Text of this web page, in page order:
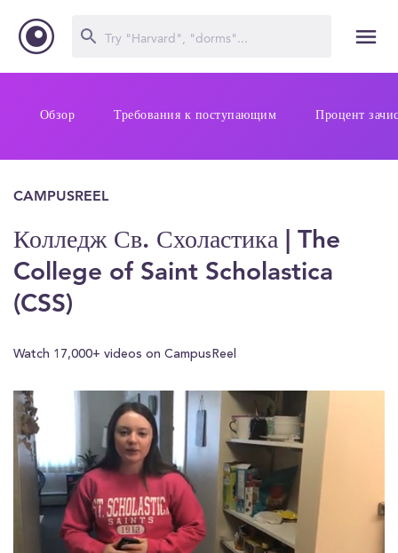
Обзор Требования к поступающим Процент
CAMPUSREEL
Колледж Св. Схоластика | The
College of Saint Scholastica
(CSS)
Watch 17,000+ videos on CampusReel